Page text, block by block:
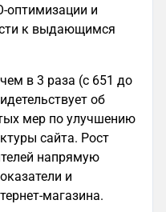
оптимизации и
к выдающимся
в 3 раза (с 651 до
об
мер по улучшению
сайта. Рост
напрямую
и
магазина.